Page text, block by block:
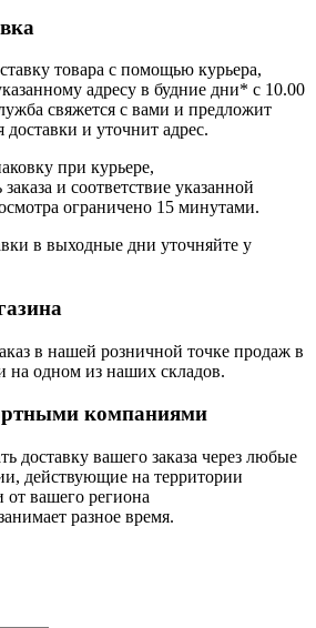
товара с помощью курьера,
адресу в будние дни* с 10.00
свяжется с вами и предложит
и уточнит адрес.
при курьере,
и соответствие указанной
ограничено 15 минутами.
в выходные дни уточняйте у
в нашей розничной точке продаж в
на одном из наших складов.
компаниями
доставку вашего заказа через любые
действующие на территории
вашего региона
разное время.